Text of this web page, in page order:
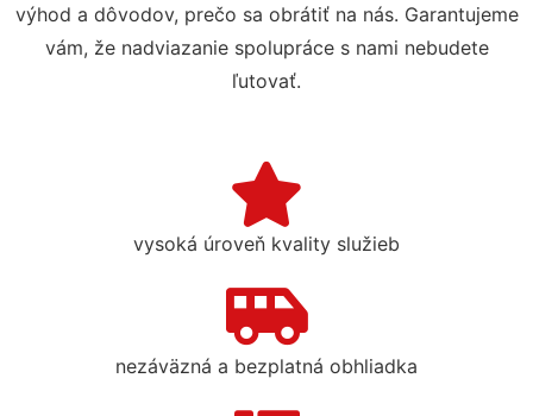
výhod a dôvodov, prečo sa obrátiť na nás. Garantujeme
vám, že nadviazanie spolupráce s nami nebudete
ľutovať.
vysoká úroveň kvality služieb
nezáväzná a bezplatná obhliadka